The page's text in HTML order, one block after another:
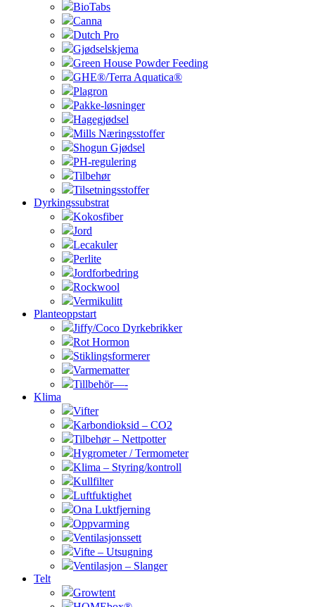
BioTabs
Canna
Dutch Pro
Gjødselskjema
Green House Powder Feeding
GHE®/Terra Aquatica®
Plagron
Pakke-løsninger
Hagegjødsel
Mills Næringsstoffer
Shogun Gjødsel
PH-regulering
Tilbehør
Tilsetningsstoffer
Dyrkingssubstrat
Kokosfiber
Jord
Lecakuler
Perlite
Jordforbedring
Rockwool
Vermikulitt
Planteoppstart
Jiffy/Coco Dyrkebrikker
Rot Hormon
Stiklingsformerer
Varmematter
Tillbehör—-
Klima
Vifter
Karbondioksid – CO2
Tilbehør – Nettpotter
Hygrometer / Termometer
Klima – Styring/kontroll
Kullfilter
Luftfuktighet
Ona Luktfjerning
Oppvarming
Ventilasjonssett
Vifte – Utsugning
Ventilasjon – Slanger
Telt
Growtent